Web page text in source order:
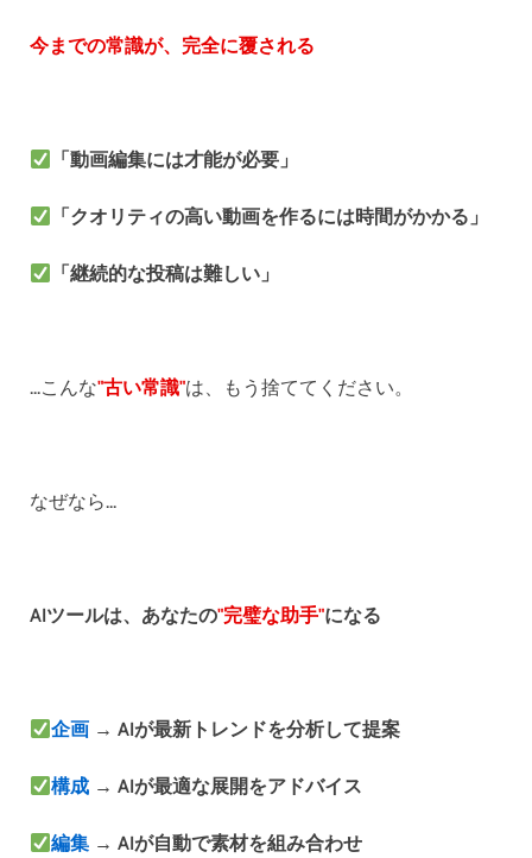
今までの常識が、完全に覆される
「動画編集には才能が必要」
「クオリティの高い動画を作るには時間がかかる」
「継続的な投稿は難しい」
...こんな"古い常識"は、もう捨ててください。
なぜなら...
AIツールは、あなたの"完璧な助手"になる
企画 → AIが最新トレンドを分析して提案
構成 → AIが最適な展開をアドバイス
編集 → AIが自動で素材を組み合わせ